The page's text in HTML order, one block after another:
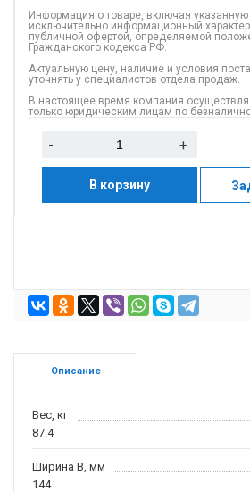
Информация о товаре, включая указанную
исключительно информационный
публичной офертой, определяемой
Гражданского кодекса РФ.
Актуальную цену, наличие и условия
уточнять у специалистов отдела продаж.
В настоящее время компания
только юридическим лицам по
- +
В корзину
Описание
Вес, кг
87.4
Ширина B, мм
144